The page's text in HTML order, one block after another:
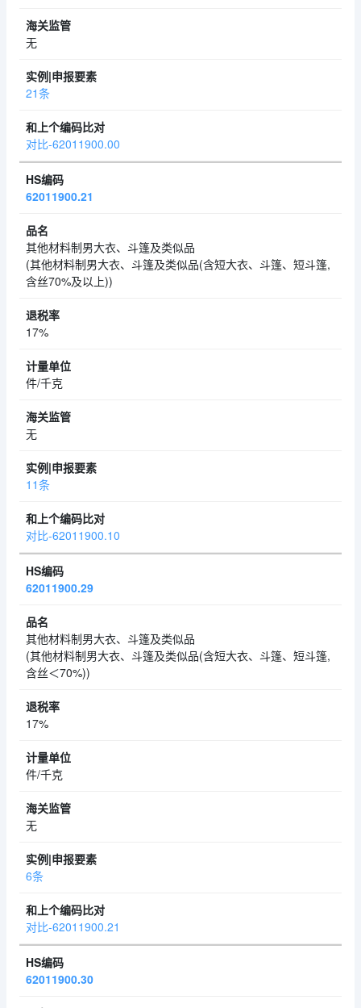
无
21条
对比-62011900.00
62011900.21
其他材料制男大衣、斗篷及类似品
(其他材料制男大衣、斗篷及类似品(含短大衣、斗篷、短斗篷,
含丝70%及以上))
17%
件/千克
无
11条
对比-62011900.10
62011900.29
其他材料制男大衣、斗篷及类似品
(其他材料制男大衣、斗篷及类似品(含短大衣、斗篷、短斗篷,
含丝＜70%))
17%
件/千克
无
6条
对比-62011900.21
62011900.30